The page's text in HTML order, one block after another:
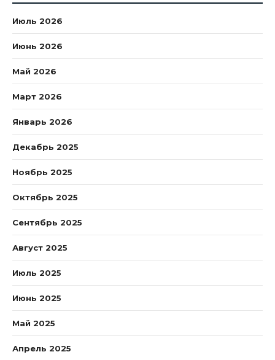
Июль 2026
Июнь 2026
Май 2026
Март 2026
Январь 2026
Декабрь 2025
Ноябрь 2025
Октябрь 2025
Сентябрь 2025
Август 2025
Июль 2025
Июнь 2025
Май 2025
Апрель 2025